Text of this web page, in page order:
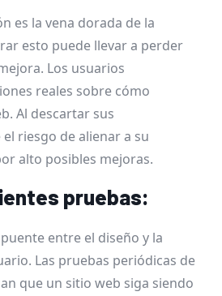
es la vena dorada de la
esto puede llevar a perder
Los usuarios
reales sobre cómo
Al descartar sus
riesgo de alienar a su
alto posibles mejoras.
pruebas:
entre el diseño y la
Las pruebas periódicas de
que un sitio web siga siendo